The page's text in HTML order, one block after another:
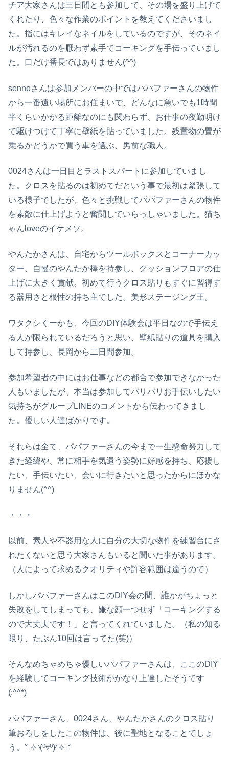
チア大家さんは三日間とも参加して、その場を盛り上げて
くれたり、色々な作業のポイントを教えてくださいまし
た。指にはキレイなネイルをしているのですが、そのネイ
ルが汚れるのを厭わず素手でコーキングを手伝っていまし
た。口だけ番長ではありません(^^)
sennoさんは参加メンバーの中ではパパファーさんの物件
から一番遠い場所にお住まいで、どんなに急いでも1時間
半くらいかかる距離なのにも関わらず、お仕事の夜勤明け
で駆けつけて丁寧に壁紙を貼っていました。残置物の畳が
乗るかどうかで買う車を選ぶ、男前な職人。
0024さんは一日目とラストスパートに参加していまし
た。クロスを貼るのは初めてだという事で最初は緊張して
いる様子でしたが、色々と挑戦してパパファーさんの物件
を素敵に仕上げようと奮闘していらっしゃいました。猫ち
ゃんloveのイケメソ。
やんたかさんは、自宅からツールボックスとコーナーカッ
ター、自慢のやんたか棒を持参し、クッションフロアの仕
上げに大きく貢献。初めて行うクロス貼りもすぐに習得す
る器用さと根性の持ち主でした。美形ステージング王。
ワタクシくーかも、今回のDIY体験会は平日なので手伝え
る人が限られているだろうと思い、壁紙貼りの道具を購入
して持参し、長岡から二日間参加。
参加希望者の中にはお仕事などの都合で参加できなかった
人もいましたが、本当は参加してバリバリお手伝いしたい
気持ちがグループLINEのコメントから伝わってきまし
た。優しい人達ばかりです。
それらは全て、パパファーさんの今まで一生懸命努力して
きた経緯や、常に相手を気遣う姿勢に好感を持ち、応援し
たい、手伝いたい、会いに行きたいと思ったからにほかな
りません(^^)
・・・
以前、素人や不器用な人に自分の大切な物件を練習台にさ
れたくないと思う大家さんもいると聞いた事があります。
（人によって求めるクオリティや許容範囲は違うので）
しかしパパファーさんはこのDIY会の間、誰かがちょっと
失敗をしてしまっても、嫌な顔一つせず「コーキングする
ので大丈夫です！」と言ってくれていました。（私の知る
限り、たぶん10回は言ってた(笑)）
そんなめちゃめちゃ優しいパパファーさんは、ここのDIY
を経験してコーキング技術がかなり上達したそうです
(;^^*)
パパファーさん、0024さん、やんたかさんのクロス貼り
筆おろしをしたこの物件は、後に聖地となることでしょ
う。°˖✧◝(⁰▿⁰)◜✧˖°